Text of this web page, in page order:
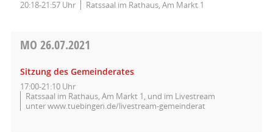
20:18-21:57 Uhr Ratssaal im Rathaus, Am Markt 1
MO 26.07.2021
Sitzung des Gemeinderates
17:00-21:10 Uhr
Ratssaal im Rathaus, Am Markt 1, und im Livestream
unter www.tuebingen.de/livestream-gemeinderat